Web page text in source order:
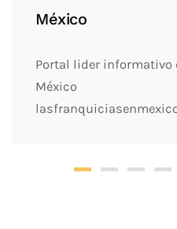
México
Portal lider informativo
México